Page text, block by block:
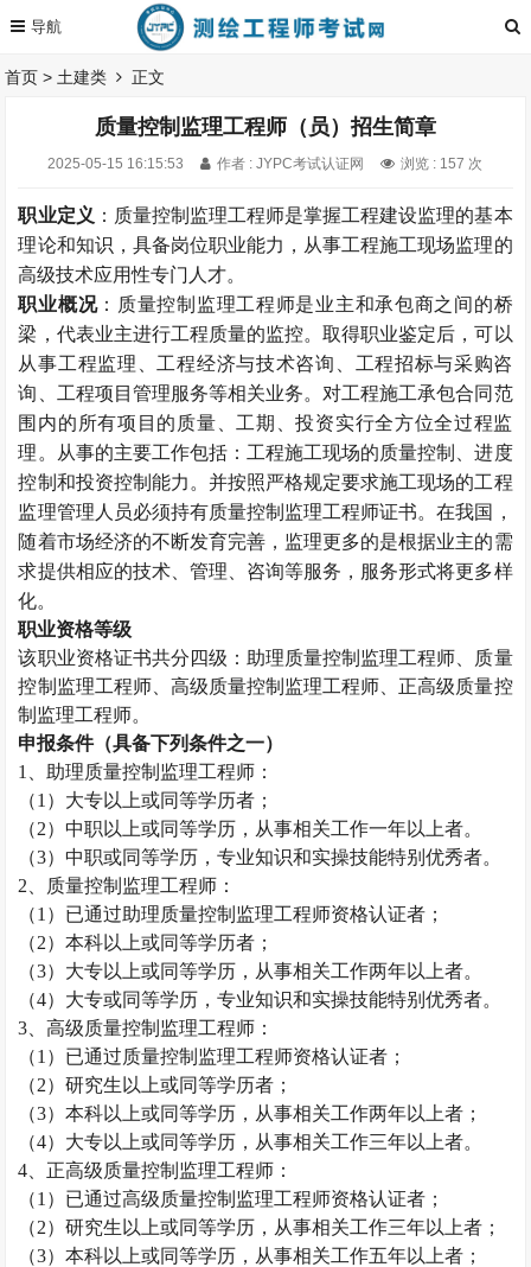
首页 > 土建类 正文
质量控制监理工程师（员）招生简章
2025-05-15 16:15:53 作者 : JYPC考试认证网 浏览 : 157 次
职业定义 ：质量控制监理工程师是掌握工程建设监理的基本
理论和知识，具备岗位职业能力，从事工程施工现场监理的
高级技术应用性专门人才。
职业概况：质量控制监理工程师是业主和承包商之间的桥
梁，代表业主进行工程质量的监控。取得职业鉴定后，可以
从事工程监理、工程经济与技术咨询、工程招标与采购咨
询、工程项目管理服务等相关业务。对工程施工承包合同范
围内的所有项目的质量、工期、投资实行全方位全过程监
理。从事的主要工作包括：工程施工现场的质量控制、进度
控制和投资控制能力。并按照严格规定要求施工现场的工程
监理管理人员必须持有质量控制监理工程师证书。在我国，
随着市场经济的不断发育完善，监理更多的是根据业主的需
求提供相应的技术、管理、咨询等服务，服务形式将更多样
化。
职业资格等级
该职业资格证书共分四级：助理质量控制监理工程师
质量
控制监理工程师、高级质量控制监理工程师 、正高级质量控
制监理工程师。
申报条件（具备下列条件之一）
1、助理质量控制监理工程师 ：
（1）大专以上或同等学历者；
（2）中职以上或同等学历，从事相关工作一年以上者。
（3）中职或同等学历，专业知识和实操技能特别优秀者。
2、 质量控制监理工程师 ：
（1）已通过助理质量控制监理工程师资格认证者；
（2）本科以上或同等学历者；
（3）大专以上或同等学历，从事相关工作两年以上者。
（4）大专或同等学历，专业知识和实操技能特别优秀者。
3、高级质量控制监理工程师 ：
（1）已通过质量控制监理工程师资格认证者；
（2）研究生以上或同等学历者；
（3）本科以上或同等学历，从事相关工作两年以上者；
（4）大专以上或同等学历，从事相关工作三年以上者。
4、正高级质量控制监理工程师 ：
（1）已通过高级质量控制监理工程师资格认证者；
（2）研究生以上或同等学历，从事相关工作三年以上者；
（3）本科以上或同等学历，从事相关工作五年以上者；